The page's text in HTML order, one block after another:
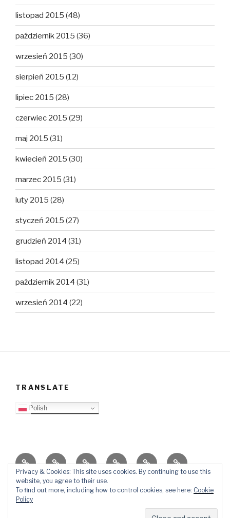
listopad 2015 (48)
październik 2015 (36)
wrzesień 2015 (30)
sierpień 2015 (12)
lipiec 2015 (28)
czerwiec 2015 (29)
maj 2015 (31)
kwiecień 2015 (30)
marzec 2015 (31)
luty 2015 (28)
styczeń 2015 (27)
grudzień 2014 (31)
listopad 2014 (25)
październik 2014 (31)
wrzesień 2014 (22)
TRANSLATE
Polish
O
blogu
Top
Lista
Ewangelizacja
Father
Daniel
Video
Blog
PB
KontaktŚlady
Privacy & Cookies: This site uses cookies. By continuing to use this
website, you agree to their use.
To find out more, including how to control cookies, see here: Cookie
Policy